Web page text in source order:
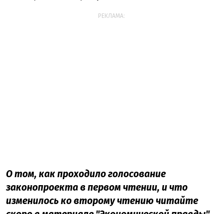
РЕКЛАМА:
О том, как проходило голосование
законопроекта в первом чтении, и что
изменилось ко второму чтению читайте